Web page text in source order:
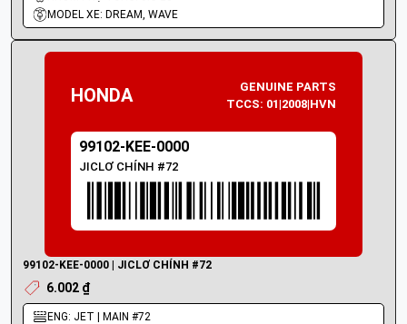
MODEL XE: DREAM, WAVE
HONDA
GENUINE PARTS
TCCS: 01|2008|HVN
99102-KEE-0000
JICLƠ CHÍNH #72
99102-KEE-0000 | JICLƠ CHÍNH #72
6.002 ₫
ENG: JET | MAIN #72